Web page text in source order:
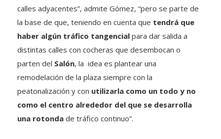
calles adyacentes”, admite Gómez, “pero se parte de
la base de que, teniendo en cuenta que tendrá que
haber algún tráfico tangencial para dar salida a
distintas calles con cocheras que desembocan o
parten del Salón, la idea es plantear una
remodelación de la plaza siempre con la
peatonalización y con utilizarla como un todo y no
como el centro alrededor del que se desarrolla
una rotonda de tráfico continuo”.